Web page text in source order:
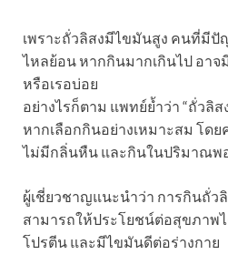
เพราะถั่วลิสงมีไขมันสูง คนที่มี
ไหลย้อน หากกินมากเกินไป อา
หรือเรอบ่อย
อย่างไรก็ตาม แพทย์ย้ำว่า “ถั่วลิ
หากเลือกกินอย่างเหมาะสม โด
ไม่มีกลิ่นหืน และกินในปริมาณพ
ผู้เชี่ยวชาญแนะนำว่า การกินถั่ว
สามารถให้ประโยชน์ต่อสุขภาพ
โปรตีน และมีไขมันดีต่อร่างกาย